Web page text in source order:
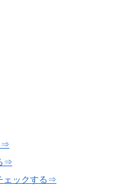
⇒
⇒
ェックする⇒